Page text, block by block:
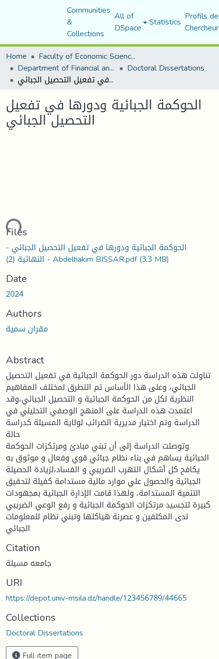
Communities
&
Collections
All of
DSpace Statistics Profils
Home
Faculty of Economic Sciences, Commerce and Management Sciences
Department of Financial and Accounting Sciences Doctoral Dissertations
الحوكمة الجبائية ودورها في تفعيل التحصيل الجبائي
الحوكمة الجبائية ودورها في تفعيل
التحصيل الجبائي
Files
الحوكمة الجبائية ودورها في تفعيل التحصيل الجبائي -
النهائية (2) - Abdelhakim BISSAR.pdf(3.3 MB)
Date
2024
Authors
مقران سمية
Abstract
تناولت هذه الدراسة دور الحوكمة الجبائية في تفعيل التحصيل
الجبائي، وعلى هذا الأساس تم التطرق لمختلف المفاهيم
النظرية لكل من الحوكمة الجبائية و التحصيل الجبائي،وقد
اعتمدت هذه الدراسة على المنهج الوصفي التحليلي في
الدراسة وتم اختيار مديرية الضرائب لولاية المسيلة كدراسة
حالة
وتوصلت الدراسة إلى أن تبني مبادئ ومرتكزات الحوكمة
الحبائية يساهم في بناء نظام جبائي قوي وفعال و موثوق به
يكافح كل أشكال التهرب الضريبي و الفساد،لزيادة الحصيلة
الجبائية والحصول علي موارد مالية مستدامة كفيلة لتحقيق
التنمية المستدامة، ولهذا قامت الإدارة الجبائية بمجهودات
كبيرة لتجسيد مرتكزات الحوكمة الجبائية و رفع الوعي الضريبي
لدى المكلفين و عصرنة هياكلها وتبني نظام للمعلومات
الجبائي
Citation
جامعه مسيلة
URI
https://depot.univ-msila.dz/handle/123456789/44665
Collections
Doctoral Dissertations
Full item page